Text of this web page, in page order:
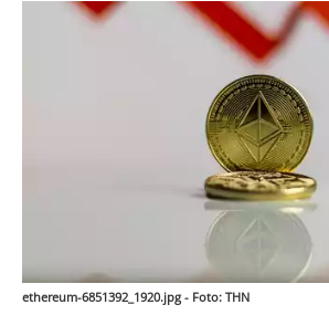
ethereum-6851392_1920.jpg - Foto: THN